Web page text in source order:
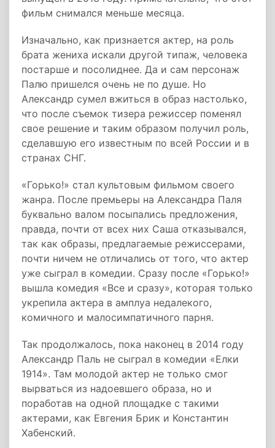
фильм снимался меньше месяца.
Изначально, как признается актер, на роль
брата жениха искали другой типаж, человека
постарше и посолиднее. Да и сам персонаж
Палю пришелся очень не по душе. Но
Александр сумел вжиться в образ настолько,
что после съемок тизера режиссер поменял
свое решение и таким образом получил роль,
сделавшую его известным по всей России и в
странах СНГ.
«Горько!» стал культовым фильмом своего
жанра. После премьеры на Александра Паля
буквально валом посыпались предложения,
правда, почти от всех них Саша отказывался,
так как образы, предлагаемые режиссерами,
почти ничем не отличались от того, что актер
уже сыграл в комедии. Сразу после «Горько!»
вышла комедия «Все и сразу», которая только
укрепила актера в амплуа недалекого,
комичного и малосимпатичного парня.
Так продолжалось, пока наконец в 2014 году
Александр Паль не сыграл в комедии «Елки
1914». Там молодой актер не только смог
вырваться из надоевшего образа, но и
поработав на одной площадке с такими
актерами, как Евгения Брик и Константин
Хабенский.